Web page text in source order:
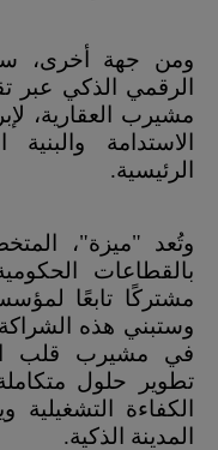
ومن جهة أخرى،
الرقمي الذكي عبر
مشيرب العقارية،
الاستدامة
الرئيسية.
وتُعد "ميزة"،
بالقطاعات
وستبني هذه
في مشيرب قلب
تطوير حلول
الكفاءة
المدينة الذكية.